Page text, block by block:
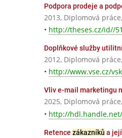
Podpora prodeje a
2013, Diplomová
• http://theses.cz/id//
Doplňkové služby
2012, Diplomová
• http://www.vse.cz/
Vliv e-mail marketingu
2025, Diplomová
• http://
Retence zákazníků a